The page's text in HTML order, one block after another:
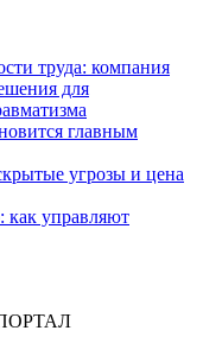
труда: компания
для
главным
угрозы и цена
как управляют